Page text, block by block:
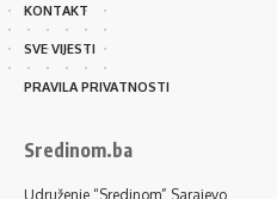
KONTAKT
SVE VIJESTI
PRAVILA PRIVATNOSTI
Sredinom.ba
Udruženje “Sredinom” Sarajevo